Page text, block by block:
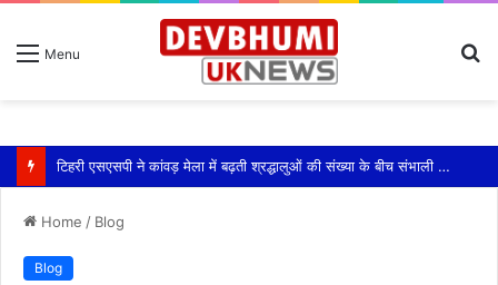
Menu
टिहरी एसएसपी ने कांवड़ मेला में बढ़ती श्रद्धालुओं की संख्या के बीच संभाली यातायात की कमान
Home / Blog
Blog